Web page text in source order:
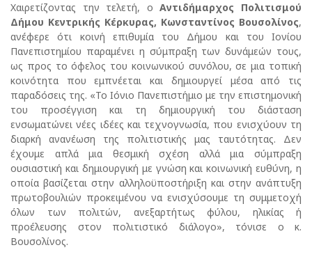
Χαιρετίζοντας την τελετή, οΑντιδήμαρχος Πολιτισμού
Δήμου Κεντρικής Κέρκυρας, Κωνσταντίνος Βουσολίνος,
ανέφερε ότι κοινή επιθυμία του Δήμου και του Ιονίου
Πανεπιστημίου παραμένει η σύμπραξη των δυνάμεών τους,
ως προς το όφελος του κοινωνικού συνόλου, σε μια τοπική
κοινότητα που εμπνέεται και δημιουργεί μέσα από τις
παραδόσεις της. «Το Ιόνιο Πανεπιστήμιο με την επιστημονική
του προσέγγιση και τη δημιουργική του διάσταση
ενσωματώνει νέες ιδέες και τεχνογνωσία, που ενισχύουν τη
διαρκή ανανέωση της πολιτιστικής μας ταυτότητας. Δεν
έχουμε απλά μια θεσμική σχέση αλλά μια σύμπραξη
ουσιαστική και δημιουργική με γνώση και κοινωνική ευθύνη, η
οποία βασίζεται στην αλληλοϋποστήριξη και στην ανάπτυξη
πρωτοβουλιών προκειμένου να ενισχύσουμε τη συμμετοχή
όλων των πολιτών, ανεξαρτήτως φύλου, ηλικίας ή
προέλευσης στον πολιτιστικό διάλογο», τόνισε ο κ.
Βουσολίνος.